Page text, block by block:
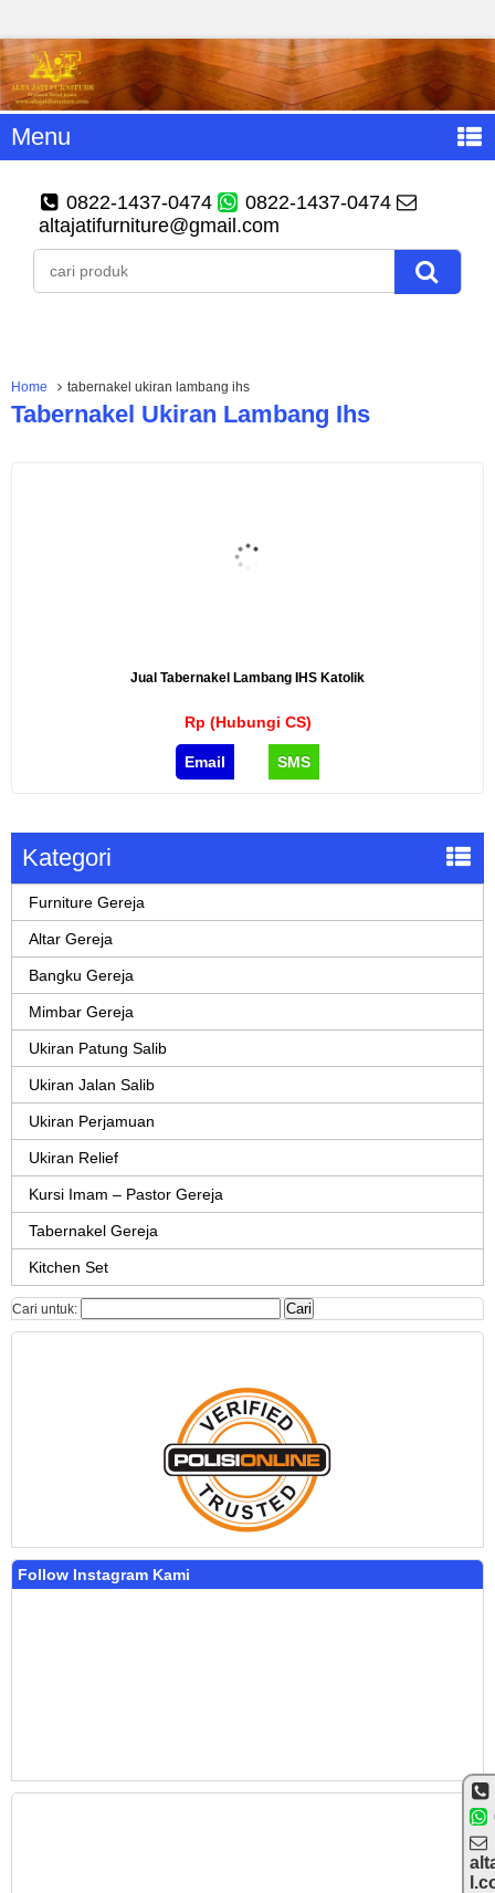
Menu
0822-1437-0474
0822-1437-0474
altajatifurniture@gmail.com
Home tabernakel ukiran lambang ihs
Tabernakel Ukiran Lambang Ihs
Jual Tabernakel Lambang IHS Katolik
Rp (Hubungi CS)
Email SMS
Kategori
Furniture Gereja
Altar Gereja
Bangku Gereja
Mimbar Gereja
Ukiran Patung Salib
Ukiran Jalan Salib
Ukiran Perjamuan
Ukiran Relief
Kursi Imam – Pastor Gereja
Tabernakel Gereja
Kitchen Set
Cari untuk:
Follow Instagram Kami